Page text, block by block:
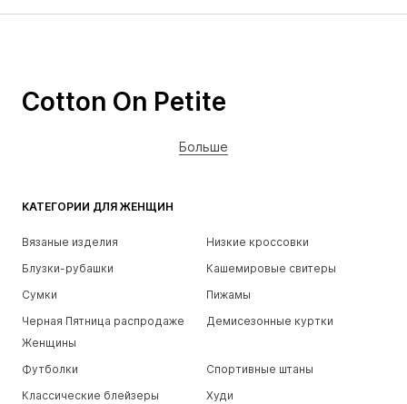
КАТЕГОРИИ ДЛЯ ЖЕНЩИН
Вязаные изделия
Низкие кроссовки
Блузки-рубашки
Кашемировые свитеры
Сумки
Пижамы
Черная Пятница распродаже
Женщины
Демисезонные куртки
Футболки
Спортивные штаны
Классические блейзеры
Худи
Cotton On Petite
Больше